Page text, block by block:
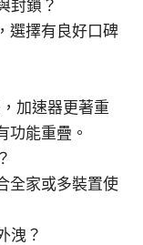
封鎖？
選擇有良好口碑
加速器更著重
功能重疊。
全家或多裝置使
洩？